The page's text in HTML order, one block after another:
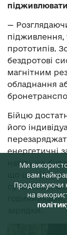
—
підживлення,
прототипів.
бездротові
магнітним
обладнання
Бійцю
його
енергетичні
навіть не
що це
сучасними
годинниками,
зарядки.
Ми
вам
Продовжуючи
на